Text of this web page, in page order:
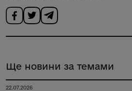
Ще новини за темами
22.07.2026